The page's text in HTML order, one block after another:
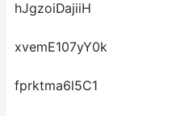
hJgzoiDajiiH
xvemE107yY0k
fprktma6l5C1